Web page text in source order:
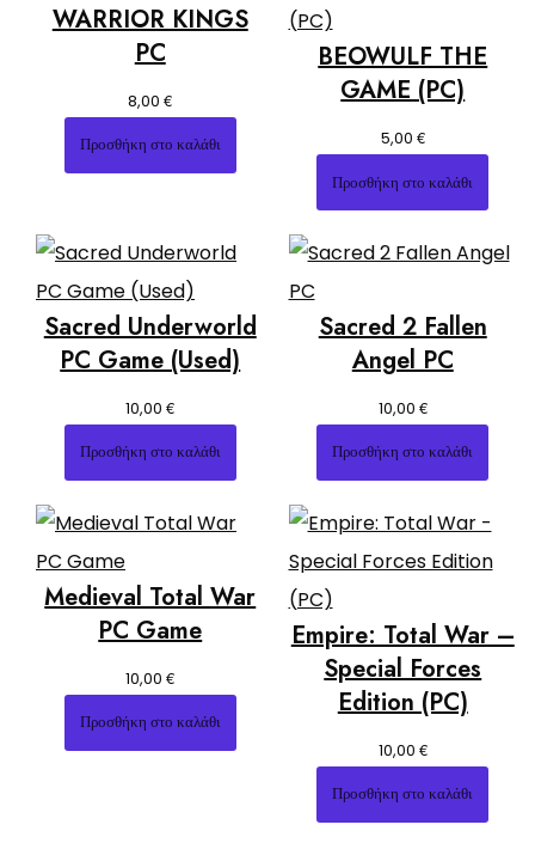
WARRIOR KINGS
PC
8,00€
Προσθήκη στο καλάθι
BEOWULF THE
GAME (PC)
5,00 €
Προσθήκη στο καλάθι
Sacred Underworld
PC Game (Used)
10,00€
Προσθήκη στο καλάθι
Sacred 2 Fallen
Angel PC
10,00 €
Προσθήκη στο καλάθι
Medieval Total War
PC Game
10,00€
Προσθήκη στο καλάθι
Empire: Total War –
Special Forces
Edition (PC)
10,00 €
Προσθήκη στο καλάθι